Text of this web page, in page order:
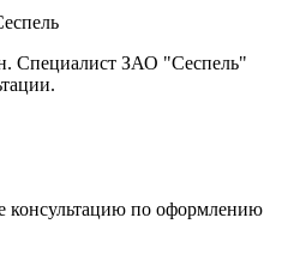
Специалист ЗАО "Сеспель"
консультацию по оформлению